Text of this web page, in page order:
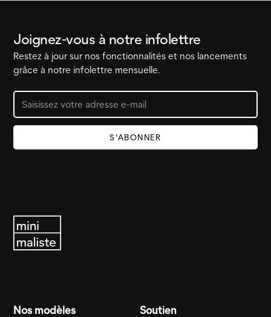
Joignez-vous à notre infolettre
Restez à jour sur nos fonctionnalités et nos lancements
grâce à notre infolettre mensuelle.
Nos modèles Soutien